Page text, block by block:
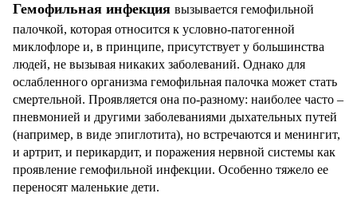
Гемофильная инфекция вызывается гемофильной
палочкой, которая относится к условно-патогенной
миклофлоре и, в принципе, присутствует у большинства
людей, не вызывая никаких заболеваний. Однако для
ослабленного организма гемофильная палочка может стать
смертельной. Проявляется она по-разному: наиболее часто –
пневмонией и другими заболеваниями дыхательных путей
(например, в виде эпиглотита), но встречаются и менингит,
и артрит, и перикардит, и поражения нервной системы как
проявление гемофильной инфекции. Особенно тяжело ее
переносят маленькие дети.